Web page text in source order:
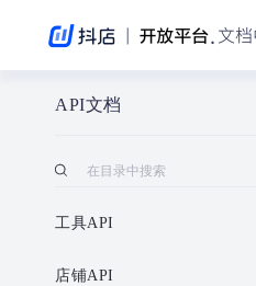
API文档
工具API
店铺API